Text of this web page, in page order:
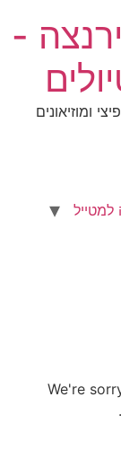
-
ומוזיאונים
למטייל
We're